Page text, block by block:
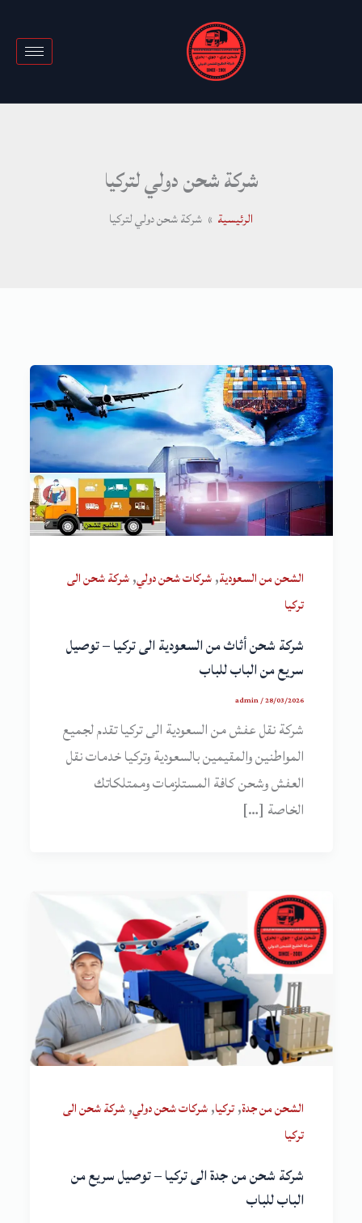
شركة شحن دولي لتركيا
الرئيسية شركة شحن دولي لتركيا
الشحن من السعودية,شركات شحن دولي,شركة شحن الى
تركيا
شركة شحن أثاث من السعودية الى تركيا – توصيل
سريع من الباب للباب
admin/28/03/2026
شركة نقل عفش من السعودية الى تركيا تقدم لجميع
المواطنين والمقيمين بالسعودية وتركيا خدمات نقل
العفش وشحن كافة المستلزمات وممتلكاتك
الخاصة […]
الشحن من جدة,تركيا,شركات شحن دولي,شركة شحن الى
تركيا
شركة شحن من جدة الى تركيا – توصيل سريع من
الباب للباب